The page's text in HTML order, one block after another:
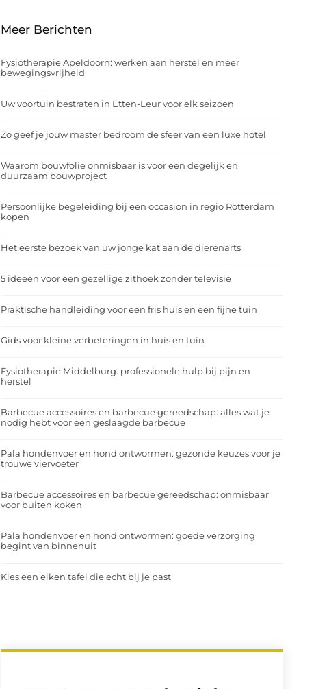
Meer Berichten
Fysiotherapie Apeldoorn: werken aan herstel en meer
bewegingsvrijheid
Uw voortuin bestraten in Etten-Leur voor elk seizoen
Zo geef je jouw master bedroom de sfeer van een luxe hotel
Waarom bouwfolie onmisbaar is voor een degelijk en
duurzaam bouwproject
Persoonlijke begeleiding bij een occasion in regio Rotterdam
kopen
Het eerste bezoek van uw jonge kat aan de dierenarts
5 ideeën voor een gezellige zithoek zonder televisie
Praktische handleiding voor een fris huis en een fijne tuin
Gids voor kleine verbeteringen in huis en tuin
Fysiotherapie Middelburg: professionele hulp bij pijn en
herstel
Barbecue accessoires en barbecue gereedschap: alles wat je
nodig hebt voor een geslaagde barbecue
Pala hondenvoer en hond ontwormen: gezonde keuzes voor je
trouwe viervoeter
Barbecue accessoires en barbecue gereedschap: onmisbaar
voor buiten koken
Pala hondenvoer en hond ontwormen: goede verzorging
begint van binnenuit
Kies een eiken tafel die echt bij je past